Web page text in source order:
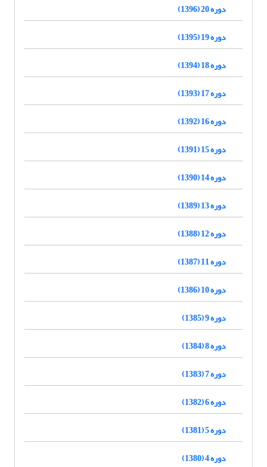
دوره 20 (1396)
دوره 19 (1395)
دوره 18 (1394)
دوره 17 (1393)
دوره 16 (1392)
دوره 15 (1391)
دوره 14 (1390)
دوره 13 (1389)
دوره 12 (1388)
دوره 11 (1387)
دوره 10 (1386)
دوره 9 (1385)
دوره 8 (1384)
دوره 7 (1383)
دوره 6 (1382)
دوره 5 (1381)
دوره 4 (1380)